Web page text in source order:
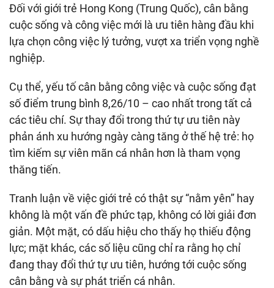
Đối với giới trẻ Hong Kong (Trung Quốc), cân bằng
cuộc sống và công việc mới là ưu tiên hàng đầu khi
lựa chọn công việc lý tưởng, vượt xa triển vọng nghề
nghiệp.
Cụ thể, yếu tố cân bằng công việc và cuộc sống đạt
số điểm trung bình 8,26/10 – cao nhất trong tất cả
các tiêu chí. Sự thay đổi trong thứ tự ưu tiên này
phản ánh xu hướng ngày càng tăng ở thế hệ trẻ: họ
tìm kiếm sự viên mãn cá nhân hơn là tham vọng
thăng tiến.
Tranh luận về việc giới trẻ có thật sự “nằm yên” hay
không là một vấn đề phức tạp, không có lời giải đơn
giản. Một mặt, có dấu hiệu cho thấy họ thiếu động
lực; mặt khác, các số liệu cũng chỉ ra rằng họ chỉ
đang thay đổi thứ tự ưu tiên, hướng tới cuộc sống
cân bằng và sự phát triển cá nhân.